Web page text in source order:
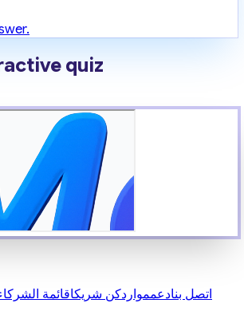
quiz
اتصل بنادعممواردكن شريكاقائمة